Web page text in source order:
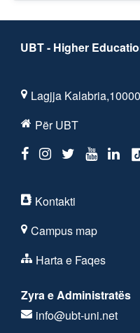
UBT - Higher
Lagjja
Për UBT
Kontakti
Campus map
Harta e Faqes
Zyra e Administratës
info@ubt-uni.net